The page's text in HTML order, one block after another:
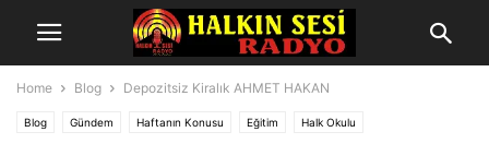
Home Blog Depozitsiz Kiralık AHMET HAKAN
Blog Gündem Haftanın Konusu Eğitim Halk Okulu